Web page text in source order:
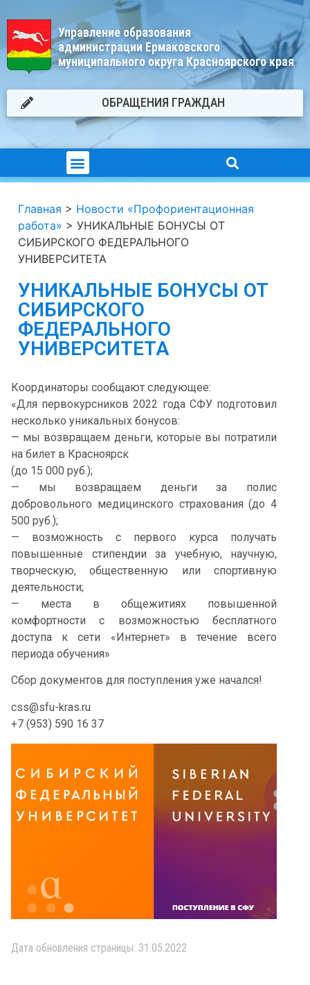
Управление образования
администрации Ермаковского
муниципального округа Красноярского края
ОБРАЩЕНИЯ ГРАЖДАН
Главная > Новости «Профориентационная
работа» > УНИКАЛЬНЫЕ БОНУСЫ ОТ
СИБИРСКОГО ФЕДЕРАЛЬНОГО
УНИВЕРСИТЕТА
УНИКАЛЬНЫЕ БОНУСЫ ОТ
СИБИРСКОГО
ФЕДЕРАЛЬНОГО
УНИВЕРСИТЕТА
Координаторы сообщают следующее:
«Для первокурсников 2022 года СФУ подготовил
несколько уникальных бонусов:
— мы возвращаем деньги, которые вы потратили
на билет в Красноярск
(до 15 000 руб.);
— мы возвращаем деньги за полис
добровольного медицинского страхования (до 4
500 руб.);
— возможность с первого курса получать
повышенные стипендии за учебную, научную,
творческую, общественную или спортивную
деятельности;
— места в общежитиях повышенной
комфортности с возможностью бесплатного
доступа к сети «Интернет» в течение всего
периода обучения»
Сбор документов для поступления уже начался!
css@sfu-kras.ru
+7 (953) 590 16 37
Дата обновления страницы: 31.05.2022